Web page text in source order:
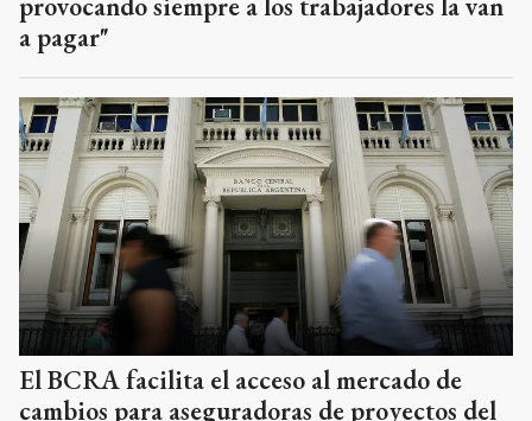
a pagar"
El BCRA facilita el acceso al mercado de
cambios para aseguradoras de proyectos del